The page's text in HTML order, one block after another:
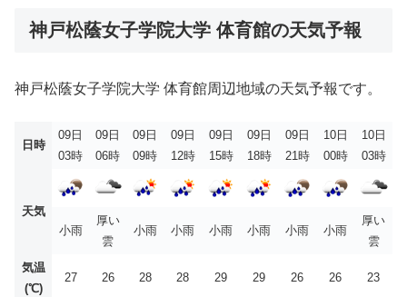
神戸松蔭女子学院大学 体育館の天気予報
神戸松蔭女子学院大学 体育館周辺地域の天気予報です。
日時
09日
03時
09日
06時
09日
09時
09日
12時
09日
15時
09日
18時
09日
21時
10日
00時
10日
03時
天気
小雨
厚い
雲
小雨 小雨 小雨 小雨 小雨 小雨
厚い
雲
気温
(℃)
27 26 28 28 29 29 26 26 23